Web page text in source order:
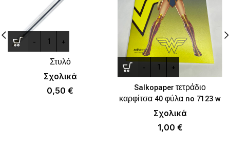
Στυλό
Σχολικά
0,50 €
Salkopaper τετράδιο
καρφίτσα 40 φύλα no 7123 w
Σχολικά
1,00 €